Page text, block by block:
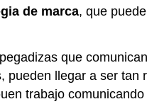
de marca, que
que
pueden llegar a ser tan
trabajo